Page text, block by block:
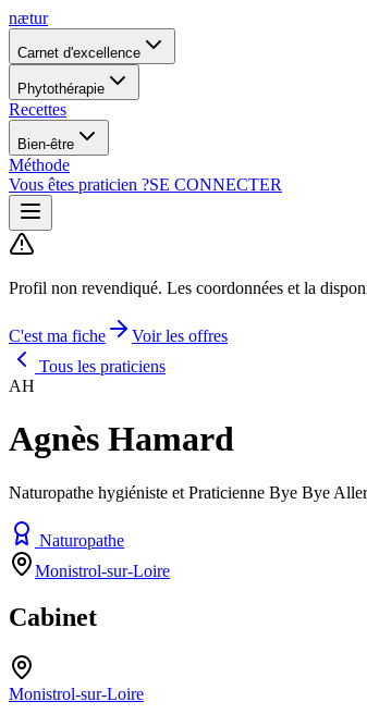
nætur
Carnet d'excellence
Phytothérapie
Recettes
Bien-être
Méthode
Vous êtes praticien ?SE CONNECTER
Profil non revendiqué. Les coordonnées et la
C'est ma fiche
Voir les offres
Tous les praticiens
AH
Agnès Hamard
Naturopathe hygiéniste et Praticienne Bye Bye
Naturopathe
Monistrol-sur-Loire
Cabinet
Monistrol-sur-Loire